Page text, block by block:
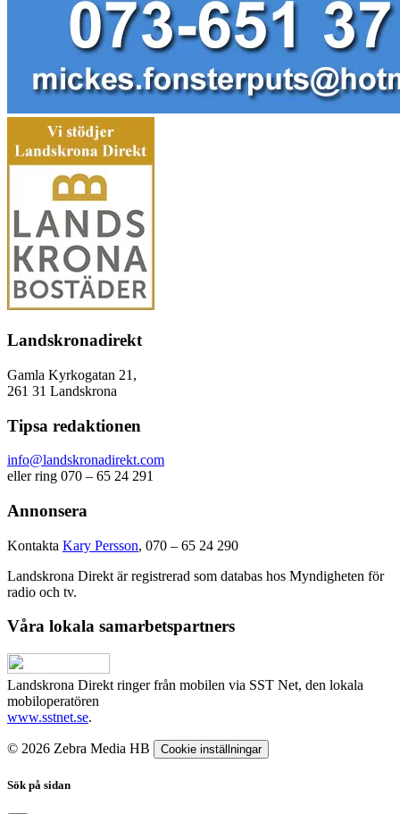
Landskronadirekt
Gamla Kyrkogatan 21,
261 31 Landskrona
Tipsa redaktionen
info@landskronadirekt.com
eller ring 070 – 65 24 291
Annonsera
Kontakta Kary Persson, 070 – 65 24 290
Landskrona Direkt är registrerad som databas hos Myndigheten för
radio och tv.
Våra lokala samarbetspartners
Landskrona Direkt ringer från mobilen via SST Net, den lokala
mobiloperatören
www.sstnet.se.
© 2026 Zebra Media HB Cookie inställningar
Sök på sidan